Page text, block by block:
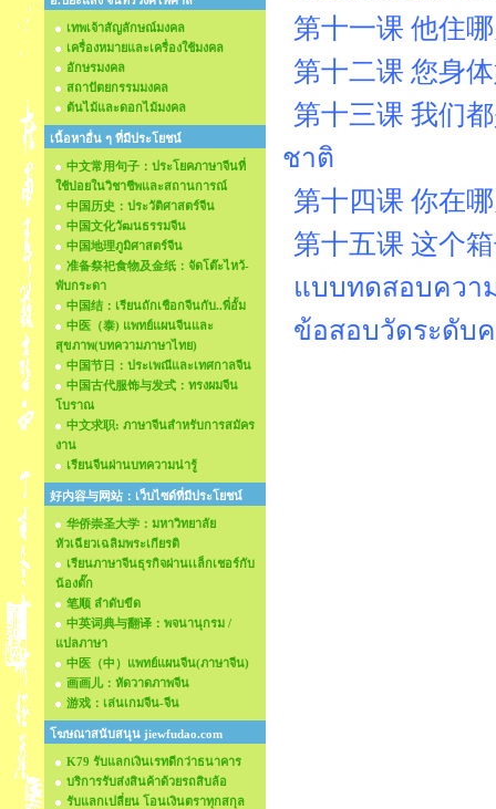
เทพเจ้าสัญลักษณ์มงคล
เครื่องหมายและเครื่องใช้มงคล
อักษรมงคล
สถาปัตยกรรมมงคล
ต้นไม้และดอกไม้มงคล
เนื้อหาอื่น ๆ ที่มีประโยชน์
中文常用句子：ประโยคภาษาจีนที่
ใช้บ่อยในวิชาชีพและสถานการณ์
中国历史：ประวัติศาสตร์จีน
中国文化วัฒนธรรมจีน
中国地理ภูมิศาสตร์จีน
准备祭祀食物及金纸：จัดโต๊ะไหว้-
พับกระดา
中国结：เรียนถักเชือกจีนกับ..พี่อั้ม
中医（泰) แพทย์แผนจีนและ
สุขภาพ(บทความภาษาไทย)
中国节日：ประเพณีและเทศกาลจีน
中国古代服饰与发式：ทรงผมจีน
โบราณ
中文求职: ภาษาจีนสำหรับการสมัคร
งาน
เรียนจีนผ่านบทความน่ารู้
好内容与网站：เว็บไซด์ที่มีประโยชน์
华侨崇圣大学：มหาวิทยาลัย
หัวเฉียวเฉลิมพระเกียรติ
เรียนภาษาจีนธุรกิจผ่านเเล็กเชอร์กับ
น้องตั๊ก
笔顺 ลำดับขีด
中英词典与翻译：พจนานุกรม /
แปลภาษา
中医（中）แพทย์แผนจีน(ภาษาจีน)
画画儿：หัดวาดภาพจีน
游戏：เล่นเกมจีน-จีน
โฆษณาสนับสนุน jiewfudao.com
K79 รับแลกเงินเรทดีกว่าธนาคาร
บริการรับส่งสินค้าด้วยรถสิบล้อ
รับแลกเปลี่ยน โอนเงินตราทุกสกุล
第十一课 他住
第十二课 您身
第十三课 我们
ชาติ
第十四课 你在
第十五课 这个
แบบทดสอบควา
ข้อสอบวัดระดับ